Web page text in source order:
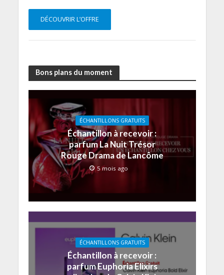
DÉCOUVRIR L’OFFRE
Bons plans du moment
ÉCHANTILLONS GRATUITS
Échantillon à recevoir :
parfum La Nuit Trésor
Rouge Drama de Lancôme
5 mois ago
ÉCHANTILLONS GRATUITS
Échantillon à recevoir :
parfum Euphoria Elixirs